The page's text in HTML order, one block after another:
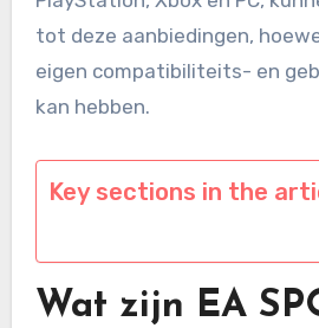
tot deze aanbiedingen,
eigen compatibiliteits- en
kan hebben.
Key sections in the
Wat zijn EA